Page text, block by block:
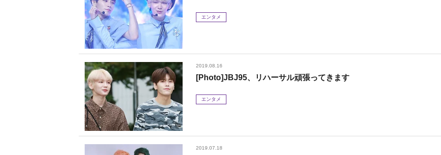
エンタメ
2019.08.16
[Photo]JBJ95、リハーサル頑張ってきます
エンタメ
2019.07.18